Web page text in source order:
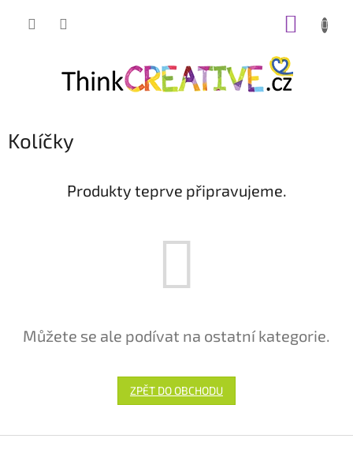
Kolíčky
Produkty teprve připravujeme.
Můžete se ale podívat na ostatní kategorie.
ZPĚT DO OBCHODU